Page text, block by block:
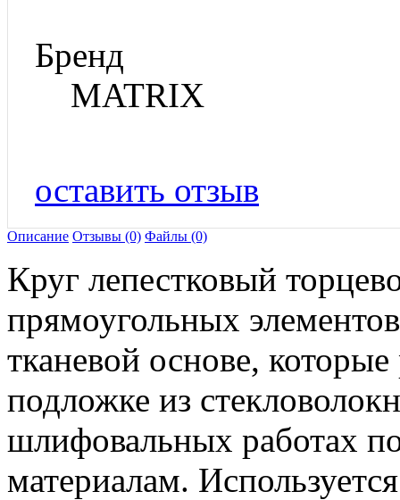
Бренд
MATRIX
оставить отзыв
Описание Отзывы (0) Файлы (0)
Круг лепестковый
прямоугольных
тканевой основе,
подложке из
шлифовальных работах
материалам.